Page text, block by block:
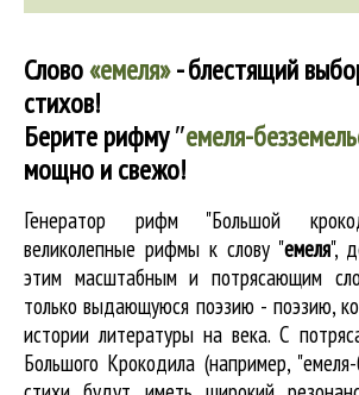
Слово«емеля»- блестящий
стихов!
Берите рифму″емеля-
мощно и свежо!
Генератор рифм "Большой
великолепные рифмы к слову "емеля",
этим масштабным и потрясающим
только выдающуюся поэзию - поэзию,
истории литературы на века. С
Большого Крокодила (например,